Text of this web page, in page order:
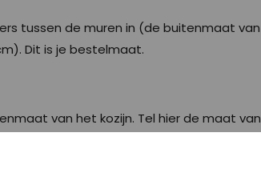
tussen de muren in (de buitenmaat van
Dit is je bestelmaat.
van het kozijn. Tel hier de maat
invullen van de maten de juiste maat